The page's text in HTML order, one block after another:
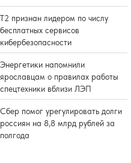
Т2 признан лидером по числу
бесплатных сервисов
кибербезопасности
Энергетики напомнили
ярославцам о правилах работы
спецтехники вблизи ЛЭП
Сбер помог урегулировать долги
россиян на 8,8 млрд рублей за
полгода